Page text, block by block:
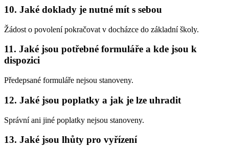
10. Jaké doklady je nutné mít s sebou
Žádost o povolení pokračovat v docházce do základní školy.
11. Jaké jsou potřebné formuláře a kde jsou k
dispozici
Předepsané formuláře nejsou stanoveny.
12. Jaké jsou poplatky a jak je lze uhradit
Správní ani jiné poplatky nejsou stanoveny.
13. Jaké jsou lhůty pro vyřízení